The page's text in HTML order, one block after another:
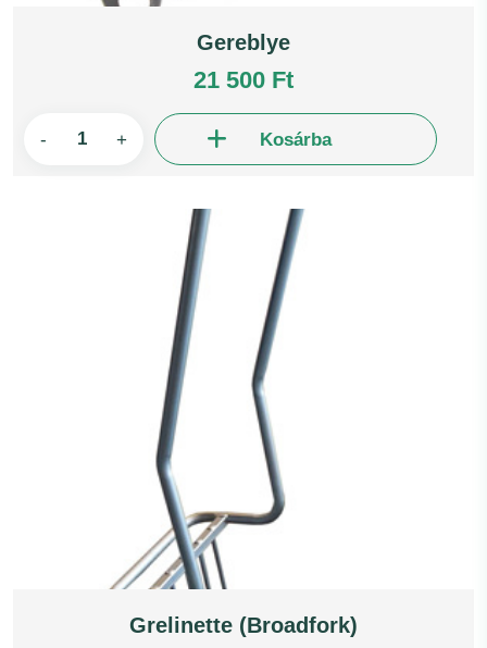
Gereblye
21 500 Ft
- + Kosárba
Grelinette (Broadfork)